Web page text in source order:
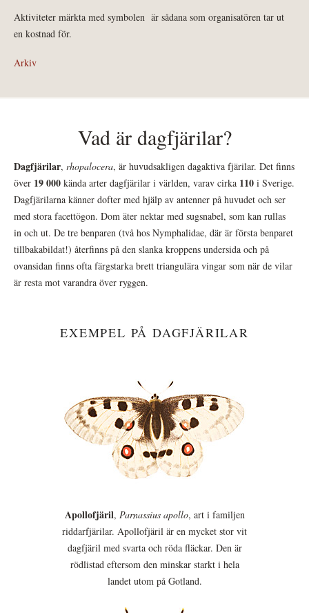
Aktiviteter märkta med symbolen är sådana som organisatören tar ut
en kostnad för.
Arkiv
Vad är dagfjärilar?
Dagfjärilar, rhopalocera, är huvudsakligen dagaktiva fjärilar. Det finns
över 19 000 kända arter dagfjärilar i världen, varav cirka 110 i Sverige.
Dagfjärilarna känner dofter med hjälp av antenner på huvudet och ser
med stora facettögon. Dom äter nektar med sugsnabel, som kan rullas
in och ut. De tre benparen (två hos Nymphalidae, där är första benparet
tillbakabildat!) återfinns på den slanka kroppens undersida och på
ovansidan finns ofta färgstarka brett triangulära vingar som när de vilar
är resta mot varandra över ryggen.
EXEMPEL PÅ DAGFJÄRILAR
Apollofjäril, Parnassius apollo, art i familjen
riddarfjärilar. Apollofjäril är en mycket stor vit
dagfjäril med svarta och röda fläckar. Den är
rödlistad eftersom den minskar starkt i hela
landet utom på Gotland.